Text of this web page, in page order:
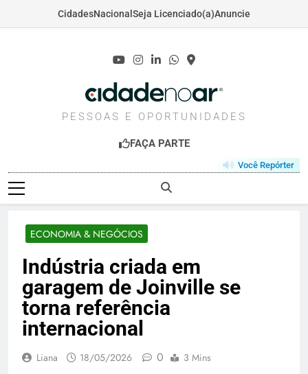
CidadesNacional Seja Licenciado(a)Anuncie
CIDADENOAR.COM
PESSOAS E OPORTUNIDADES
FAÇA PARTE
Você Repórter
ECONOMIA & NEGÓCIOS
Indústria criada em
garagem de Joinville se
torna referência
internacional
Liana 18/05/2026 0 3 Mins